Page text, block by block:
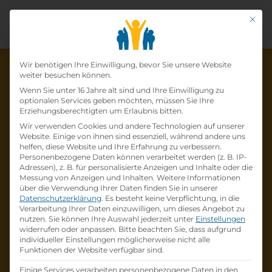
Die Lehrstelle wurde schon
besetzt!
Die LehrstelleEinzelhandel mit Schwerpunkt
Telekommunikation (w/m/d)beiA1 Telekom
Austria AGist schonbesetzt.
Firmenprofil besuchen
Andere Lehrstelle suchen
Mit
Datenschutz-
Wir benötigen Ihre Einwilligung, bevor Sie unsere Website
weiter besuchen können.
Wenn Sie unter 16 Jahre alt sind und Ihre Einwilligung zu
optionalen Services geben möchten, müssen Sie Ihre
Erziehungsberechtigten um Erlaubnis bitten.
Wir verwenden Cookies und andere Technologien auf unserer
Website. Einige von ihnen sind essenziell, während andere uns
helfen, diese Website und Ihre Erfahrung zu verbessern.
Personenbezogene Daten können verarbeitet werden (z. B. IP-
Adressen), z. B. für personalisierte Anzeigen und Inhalte oder die
Messung von Anzeigen und Inhalten. Weitere Informationen
über die Verwendung Ihrer Daten finden Sie in unserer
Datenschutzerklärung. Es besteht keine Verpflichtung, in die
Verarbeitung Ihrer Daten einzuwilligen, um dieses Angebot zu
nutzen. Sie können Ihre Auswahl jederzeit unter Einstellungen
widerrufen oder anpassen. Bitte beachten Sie, dass aufgrund
individueller Einstellungen möglicherweise nicht alle
Funktionen der Website verfügbar sind.
Einige Services verarbeiten personenbezogene Daten in den